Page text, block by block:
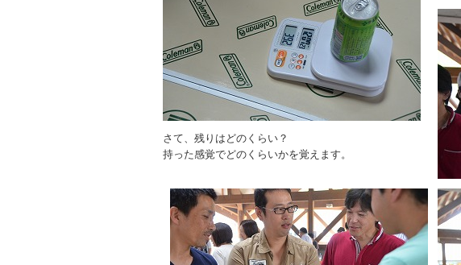
さて、残りはどのくらい？
持った感覚でどのくらいかを覚えます。